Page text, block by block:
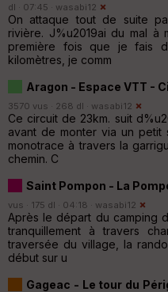
dl · 07:45 · wasabi12
On attaque tout de suite
rivière. J%u2019ai du mal à
première fois que je fais
kilomètres, je comm
Aragon - Espace VTT -
3570 vus · 268 dl · wasabi12
Ce circuit de 23km. suit
avant de monter via un petit
monotrace à travers la
chemin. C
Saint Pompon - La
vus · 175 dl · 04:18 · wasabi12
Après le départ du camping
tranquillement à travers
traversée du village, la
début sur u
Gageac - Le tour du